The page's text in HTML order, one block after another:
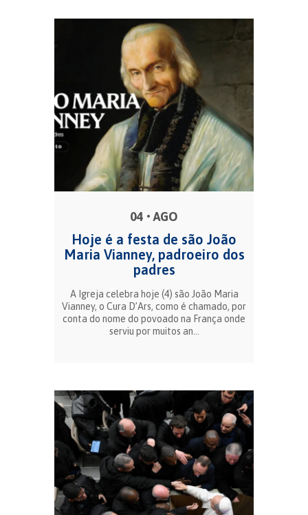
04 • AGO
Hoje é a festa de são João
Maria Vianney, padroeiro dos
padres
A Igreja celebra hoje (4) são João Maria
Vianney, o Cura D’Ars, como é chamado, por
conta do nome do povoado na França onde
serviu por muitos an...